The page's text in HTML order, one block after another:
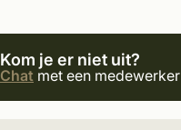
Kom je er niet uit?
Chat met een medewerker